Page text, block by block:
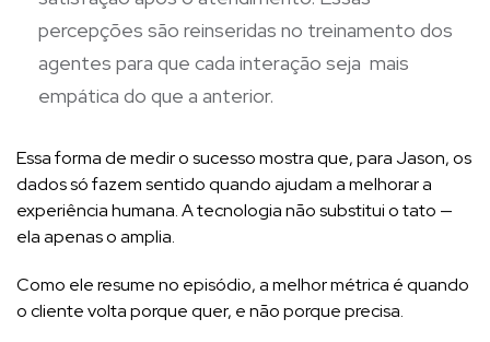
percepções são reinseridas no treinamento dos
agentes para que cada interação seja mais
empática do que a anterior.
Essa forma de medir o sucesso mostra que, para Jason, os
dados só fazem sentido quando ajudam a melhorar a
experiência humana. A tecnologia não substitui o tato —
ela apenas o amplia.
Como ele resume no episódio, a melhor métrica é quando
o cliente volta porque quer, e não porque precisa.